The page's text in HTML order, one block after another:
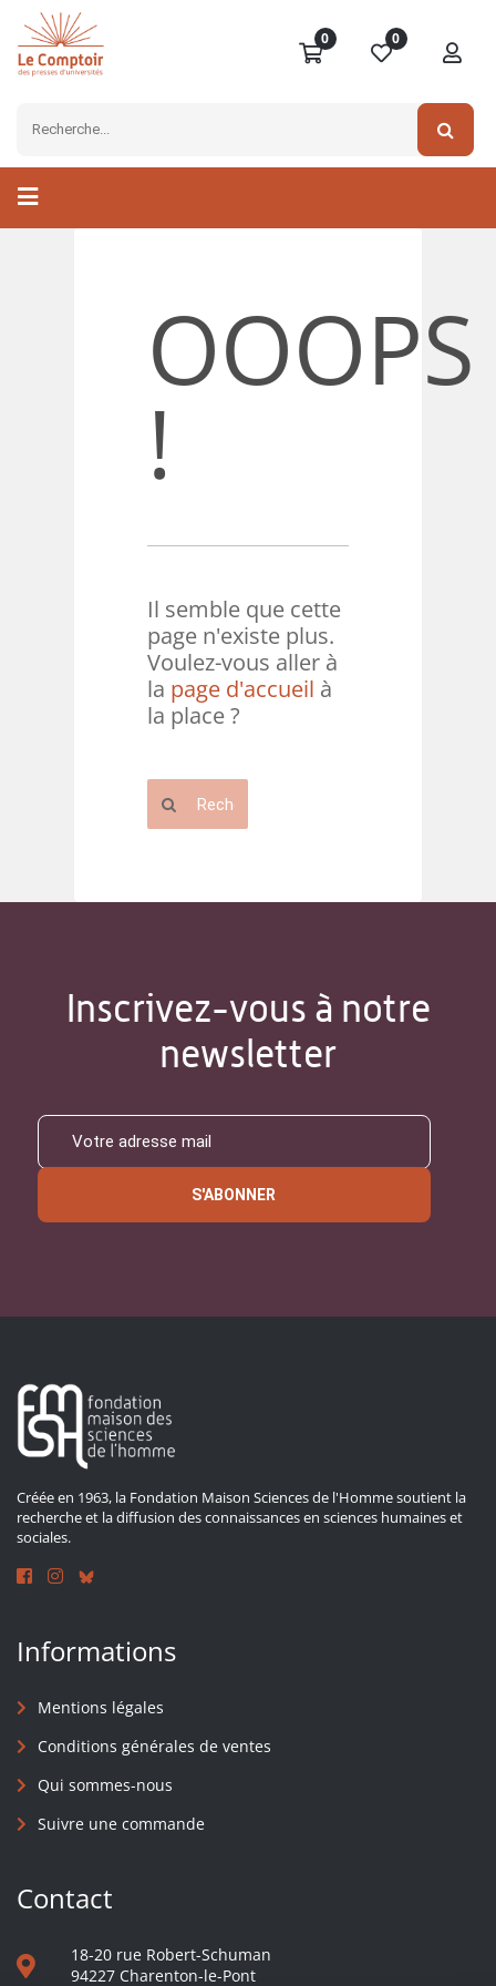
0 0
OOOPS
!
Il semble que cette
page n'existe plus.
Voulez-vous aller à
la page d'accueil à
la place ?
Inscrivez-vous à notre
newsletter
S'ABONNER
Créée en 1963, la Fondation Maison Sciences de l'Homme soutient la
recherche et la diffusion des connaissances en sciences humaines et
sociales.
Informations
Mentions légales
Conditions générales de ventes
Qui sommes-nous
Suivre une commande
Contact
18-20 rue Robert-Schuman
94227 Charenton-le-Pont